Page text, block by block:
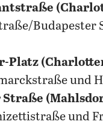
Budapester
Platz
und
Straße
und